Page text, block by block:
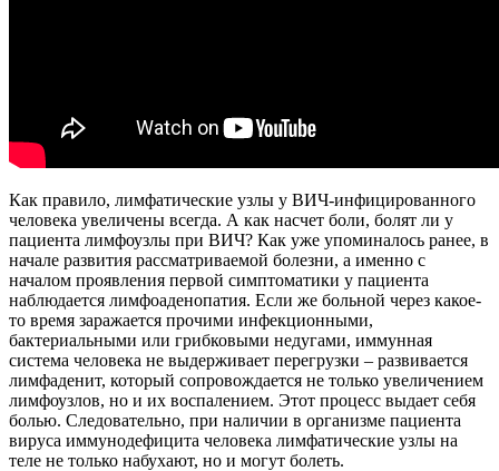
Как правило, лимфатические узлы у ВИЧ-инфицированного
человека увеличены всегда. А как насчет боли, болят ли у
пациента лимфоузлы при ВИЧ? Как уже упоминалось ранее, в
начале развития рассматриваемой болезни, а именно с
началом проявления первой симптоматики у пациента
наблюдается лимфоаденопатия. Если же больной через какое-
то время заражается прочими инфекционными,
бактериальными или грибковыми недугами, иммунная
система человека не выдерживает перегрузки – развивается
лимфаденит, который сопровождается не только увеличением
лимфоузлов, но и их воспалением. Этот процесс выдает себя
болью. Следовательно, при наличии в организме пациента
вируса иммунодефицита человека лимфатические узлы на
теле не только набухают, но и могут болеть.